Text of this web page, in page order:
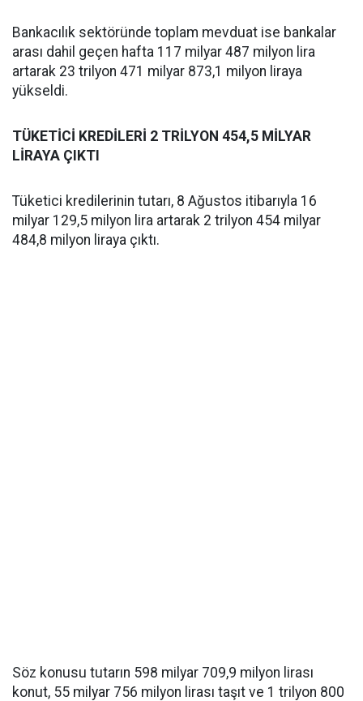
Bankacılık sektöründe toplam mevduat ise bankalar
arası dahil geçen hafta 117 milyar 487 milyon lira
artarak 23 trilyon 471 milyar 873,1 milyon liraya
yükseldi.
TÜKETİCİ KREDİLERİ 2 TRİLYON 454,5 MİLYAR
LİRAYA ÇIKTI
Tüketici kredilerinin tutarı, 8 Ağustos itibarıyla 16
milyar 129,5 milyon lira artarak 2 trilyon 454 milyar
484,8 milyon liraya çıktı.
Söz konusu tutarın 598 milyar 709,9 milyon lirası
konut, 55 milyar 756 milyon lirası taşıt ve 1 trilyon 800